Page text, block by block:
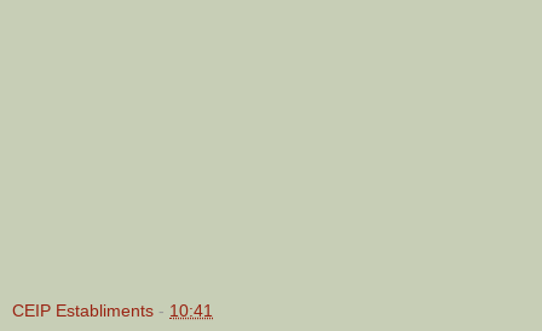
CEIP Establiments - 10:41